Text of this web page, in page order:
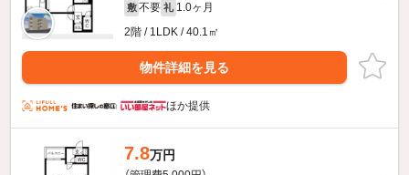
敷 不要 礼 1.0ヶ月
2階 / 1LDK / 40.1㎡
物件詳細を見る
ほか提供
7.8万円